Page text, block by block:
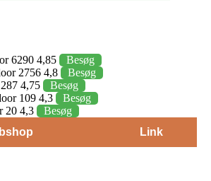
6290 4,85
Besøg
2756 4,8
Besøg
4,75
Besøg
109 4,3
Besøg
20 4,3
Besøg
Link